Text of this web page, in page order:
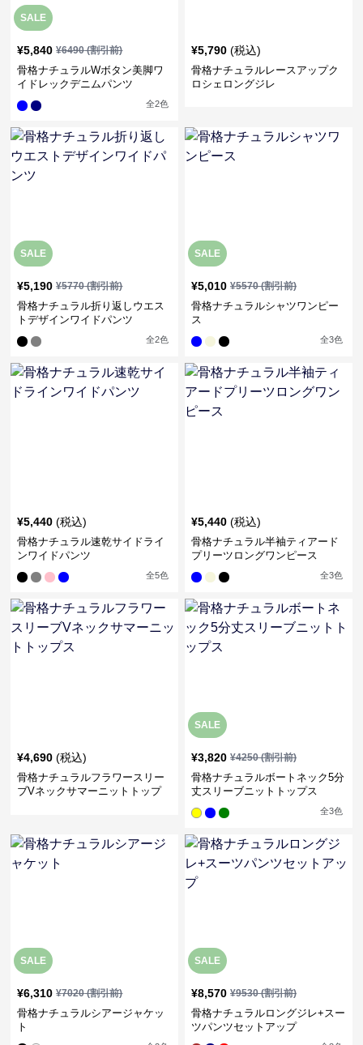
SALE
¥5,840 ¥6490(割引前)
骨格ナチュラルWボタン美脚ワ
イドレックデニムパンツ
全2色
¥5,790 (税込)
骨格ナチュラルレースアップク
ロシェロングジレ
SALE
¥5,190 ¥5770(割引前)
骨格ナチュラル折り返しウエス
トデザインワイドパンツ
全2色
SALE
¥5,010 ¥5570(割引前)
骨格ナチュラルシャツワンピー
ス
全3色
¥5,440 (税込)
骨格ナチュラル速乾サイドライ
ンワイドパンツ
全5色
¥5,440 (税込)
骨格ナチュラル半袖ティアード
プリーツロングワンピース
全3色
¥4,690 (税込)
骨格ナチュラルフラワースリー
ブVネックサマーニットトップ
SALE
¥3,820 ¥4250(割引前)
骨格ナチュラルボートネック5分
丈スリーブニットトップス
全3色
SALE
¥6,310 ¥7020(割引前)
骨格ナチュラルシアージャケッ
ト
SALE
¥8,570 ¥9530(割引前)
骨格ナチュラルロングジレ+スー
ツパンツセットアップ